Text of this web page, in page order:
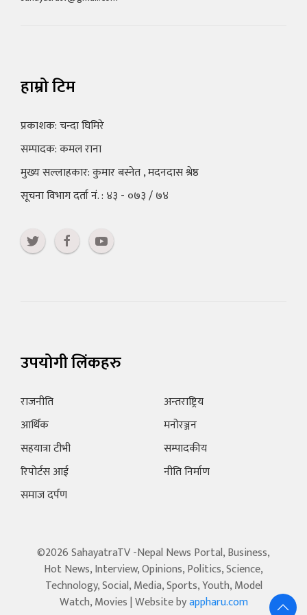
हाम्रो टिम
प्रकाशक: चन्दा घिमिरे
सम्पादक: कमल राना
मुख्य सल्लाहकार: कुमार बस्नेत , मदनदास श्रेष्ठ
सूचना विभाग दर्ता नं. : ४३ - ०७३ / ७४
उपयोगी लिंकहरु
राजनीति
आर्थिक
सहयात्रा टीभी
रिपोर्टस आई
समाज दर्पण
अन्तराष्ट्रिय
मनोरञ्जन
सम्पादकीय
नीति निर्माण
©2026 SahayatraTV -Nepal News Portal, Business,
Hot News, Interview, Opinions, Politics, Science,
Technology, Social, Media, Sports, Youth, Model
Watch, Movies | Website byappharu.com